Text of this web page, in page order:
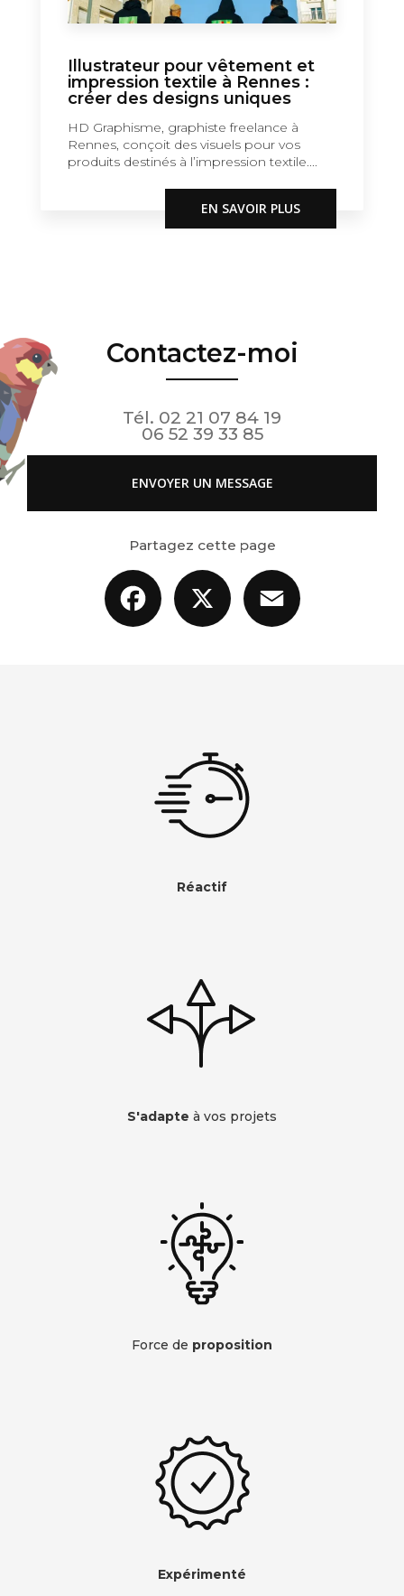
Illustrateur pour vêtement et
impression textile à Rennes :
créer des designs uniques
HD Graphisme, graphiste freelance à
Rennes, conçoit des visuels pour vos
produits destinés à l’impression textile....
EN SAVOIR PLUS
Contactez-moi
Tél. 02 21 07 84 19
06 52 39 33 85
ENVOYER UN MESSAGE
Partagez cette page
Facebook
Réactif
S'adapte à vos projets
Force de proposition
Expérimenté